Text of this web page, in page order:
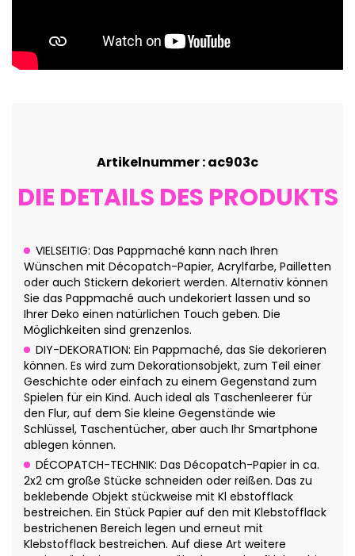
Artikelnummer : ac903c
DIE DETAILS DES PRODUKTS
VIELSEITIG: Das Pappmaché kann nach Ihren
Wünschen mit Décopatch-Papier, Acrylfarbe, Pailletten
oder auch Stickern dekoriert werden. Alternativ können
Sie das Pappmaché auch undekoriert lassen und so
Ihrer Deko einen natürlichen Touch geben. Die
Möglichkeiten sind grenzenlos.
DIY-DEKORATION: Ein Pappmaché, das Sie dekorieren
können. Es wird zum Dekorationsobjekt, zum Teil einer
Geschichte oder einfach zu einem Gegenstand zum
Spielen für ein Kind. Auch ideal als Taschenleerer für
den Flur, auf dem Sie kleine Gegenstände wie
Schlüssel, Taschentücher, aber auch Ihr Smartphone
ablegen können.
DÉCOPATCH-TECHNIK: Das Décopatch-Papier in ca.
2x2 cm große Stücke schneiden oder reißen. Das zu
beklebende Objekt stückweise mit Kl ebstofflack
bestreichen. Ein Stück Papier auf den mit Klebstofflack
bestrichenen Bereich legen und erneut mit
Klebstofflack bestreichen. Auf diese Art weitere